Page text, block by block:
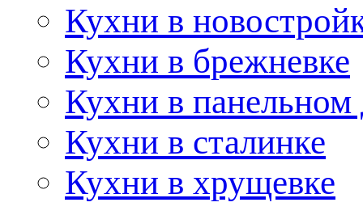
Кухни в
Кухни в брежневке
Кухни в панельном
Кухни в сталинке
Кухни в хрущевке